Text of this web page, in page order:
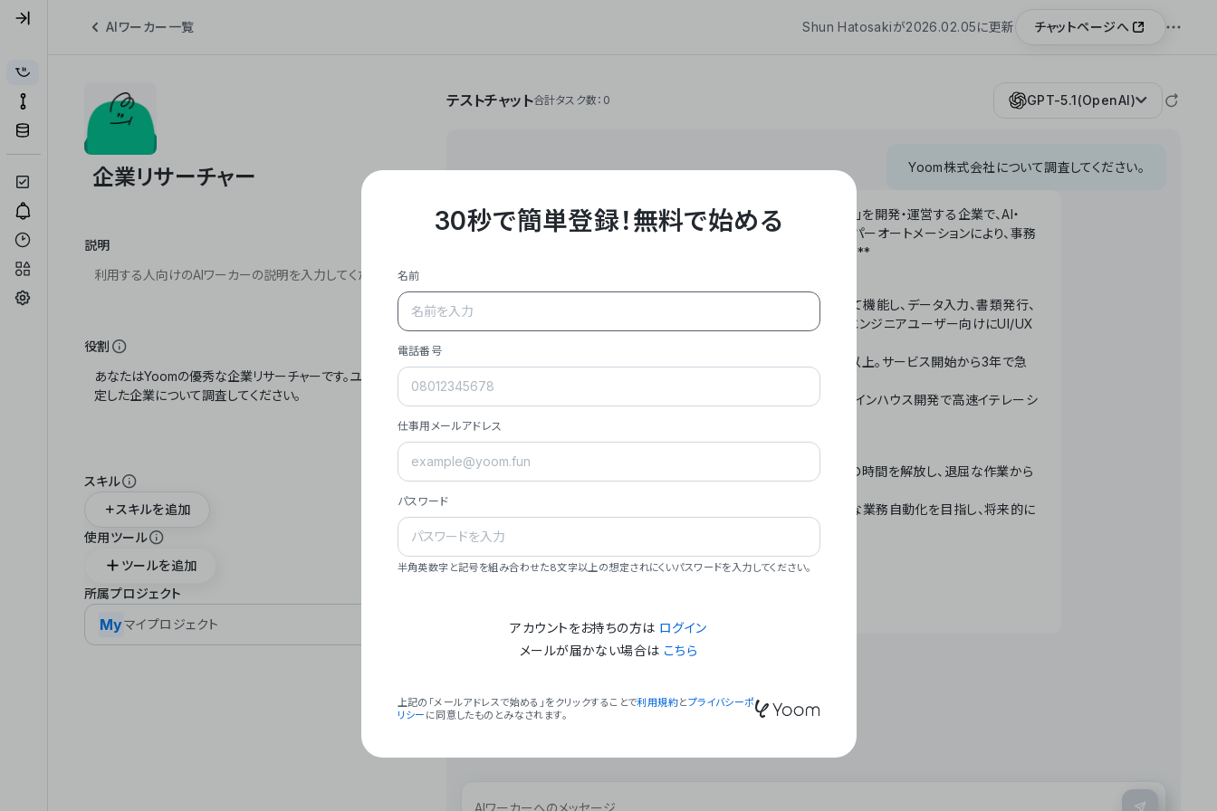
AIワーカー一覧 Shun Hatosakiが2026.02.05に更新 チャットページへ
説明
役割
スキル
スキルを追加
使用ツール
ツールを追加
所属プロジェクト
Myマイプロジェクト
テストチャット合計タスク数：0 GPT-5.1(OpenAI)
Yoom株式会社について調査してください。
**Yoom株式会社は、ビジネスオートメーションSaaS「Yoom」を開発・運営する企業で、AI・
API・RPA・OCRなどの技術をノーコードで組み合わせたハイパーオートメーションにより、事務
作業やデスクワークを自動化するサービスを提供しています。**
- **主力プロダクト「Yoom」**: SaaS連携データベースとして機能し、データ入力、書類発行、
メール対応、請求書処理、日報作成などの業務を自動化。非エンジニアユーザー向けにUI/UX
- **実績**: 国内利用社数20,000社超、直近成長率300%以上。サービス開始から3年で急
- **強み**: すべての自動化技術を1プラットフォームで完結。インハウス開発で高速イテレーシ
- **ミッション**: 「We Make Time」 – テクノロジーで人々の時間を解放し、退屈な作業から
- **ビジョン**: 「Global Business Automation」 – 世界的な業務自動化を目指し、将来的に
### 会社概要
30秒で簡単登録！無料で始める
名前
電話番号
仕事用メールアドレス
パスワード
半角英数字と記号を組み合わせた8文字以上の想定されにくいパスワードを入力してください。
アカウントをお持ちの方は ログイン
メールが届かない場合は こちら
上記の「メールアドレスで始める」をクリックすることで利用規約とプライバシーポ
リシー に同意したものとみなされます。